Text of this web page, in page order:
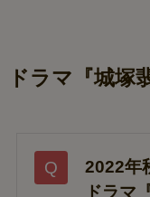
ドラマ『城塚
2022年
ドラマ